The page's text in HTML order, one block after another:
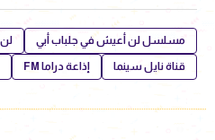
مسلسل لن أعيش في جلباب أبي
قناة نايل سينما إذاعة دراما FM